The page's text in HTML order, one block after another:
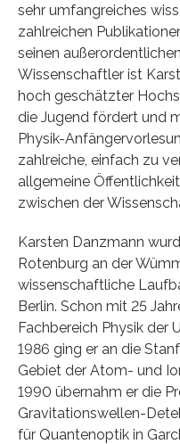
sehr umfangreiches
zahlreichen
seinen
Wissenschaftler ist
hoch geschätzter
die Jugend fördert und
Physik-
zahlreiche, einfach zu
allgemeine
zwischen der
Karsten Danzmann
Rotenburg an der
wissenschaftliche
Berlin. Schon mit 25
Fachbereich Physik der
1986 ging er an die
Gebiet der Atom- und
1990 übernahm er die
Gravitationswellen-
für Quantenoptik in